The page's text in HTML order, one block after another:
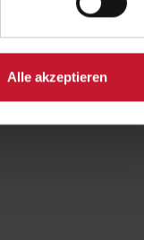
Alle akzeptieren